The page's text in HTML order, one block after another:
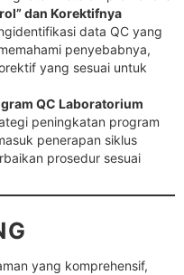
dan Korektifnya
data QC yang
penyebabnya,
yang sesuai untuk
QC Laboratorium
peningkatan program
penerapan siklus
prosedur sesuai
yang komprehensif,